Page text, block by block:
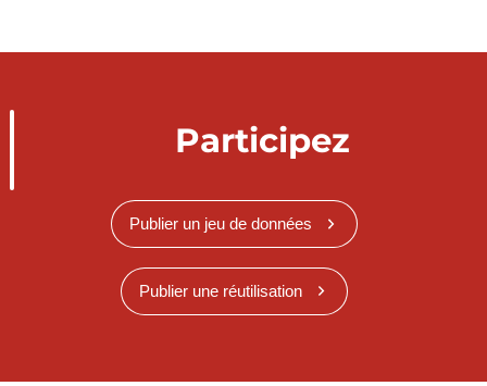
Participez
Publier un jeu de données
Publier une réutilisation